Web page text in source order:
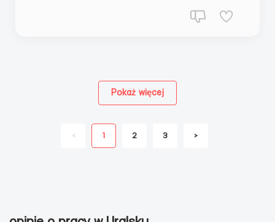
< 1 2 3 >
Pokaż więcej